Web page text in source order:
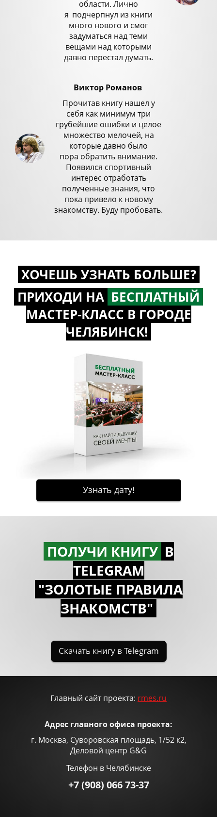
области. Лично
я подчерпнул из книги
много нового и смог
задуматься над теми
вещами над которыми
давно перестал думать.
Виктор Романов
Прочитав книгу нашел у
себя как минимум три
грубейшие ошибки и целое
множество мелочей, на
которые давно было
пора обратить внимание.
Появился спортивный
интерес отработать
полученные знания, что
пока привело к новому
знакомству. Буду пробовать.
ХОЧЕШЬ УЗНАТЬ БОЛЬШЕ?
ПРИХОДИ НА БЕСПЛАТНЫЙ
МАСТЕР-КЛАСС В ГОРОДЕ
ЧЕЛЯБИНСК!
ПОЛУЧИ КНИГУ В
TELEGRAM
"ЗОЛОТЫЕ ПРАВИЛА
ЗНАКОМСTВ"
Главный сайт проекта: rmes.ru
Адрес главного офиса проекта:
г. Москва, Суворовская площадь, 1/52 к2,
Деловой центр G&G
Телефон в Челябинске
+7 (908) 066 73-37